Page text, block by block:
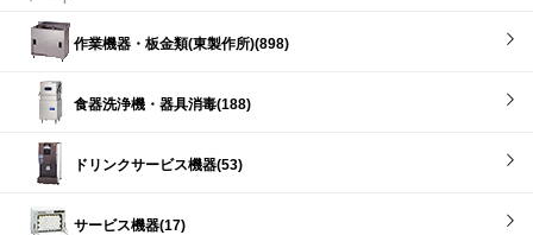
作業機器・板金類(東製作所)(898)
食器洗浄機・器具消毒(188)
ドリンクサービス機器(53)
サービス機器(17)